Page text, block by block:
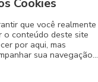
Cookies
que você realmente
o conteúdo deste site
por aqui, mas
sua navegação...